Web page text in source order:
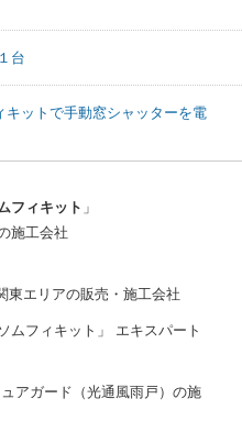
台
ットで手動窓シャッターを電
フィキット 」
施工会社
東エリアの販売・施工会社
ムフィキット」 エキスパート
アガード（光通風雨戸）の施